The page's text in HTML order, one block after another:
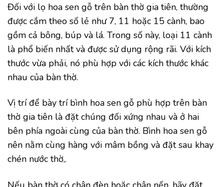
Đối với lọ hoa sen gỗ trên bàn thờ gia tiên, thường
được cắm theo số lẻ như 7, 11 hoặc 15 cành, bao
gồm cả bông, búp và lá. Trong số này, loại 11 cành
là phổ biến nhất và được sử dụng rộng rãi. Với kích
thước vừa phải, nó phù hợp với các kích thước khác
nhau của bàn thờ.
Vị trí để bày trí bình hoa sen gỗ phù hợp trên bàn
thờ gia tiên là đặt chúng đối xứng nhau và ở hai
bên phía ngoài cùng của bàn thờ. Bình hoa sen gỗ
nên nằm cùng hàng với mâm bồng và đặt sau khay
chén nước thờ,.